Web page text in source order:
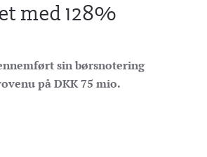
med 128%
sin børsnotering
på DKK 75 mio.